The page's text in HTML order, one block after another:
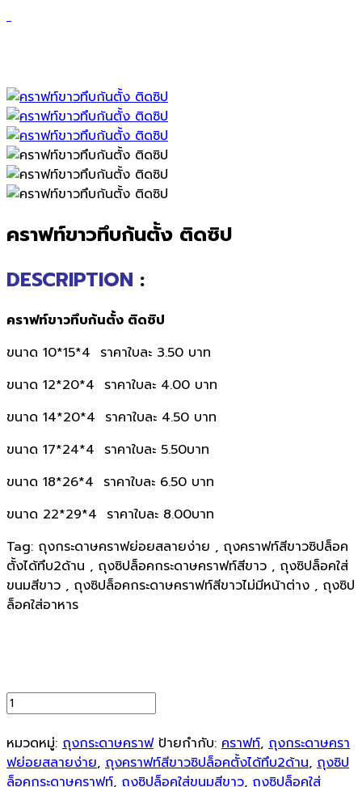
คราฟท์ขาวทึบก้นตั้ง ติดซิป
DESCRIPTION :
คราฟท์ขาวทึบก้นตั้ง ติดซิป
ขนาด 10*15*4 ราคาใบละ 3.50 บาท
ขนาด 12*20*4 ราคาใบละ 4.00 บาท
ขนาด 14*20*4 ราคาใบละ 4.50 บาท
ขนาด 17*24*4 ราคาใบละ 5.50บาท
ขนาด 18*26*4 ราคาใบละ 6.50 บาท
ขนาด 22*29*4 ราคาใบละ 8.00บาท
Tag: ถุงกระดาษคราฟย่อยสลายง่าย , ถุงคราฟท์สีขาวซิปล็อค
ตั้งได้ทึบ2ด้าน , ถุงซิปล็อคกระดาษคราฟท์สีขาว , ถุงซิปล็อคใส่
ขนมสีขาว , ถุงซิปล็อคกระดาษคราฟท์สีขาวไม่มีหน้าต่าง , ถุงซิป
ล็อคใส่อาหาร
จำนวน
คราฟท์
ขาว
ทึบ
ก้น
หมวดหมู่: ถุงกระดาษคราฟ ป้ายกำกับ: คราฟท์, ถุงกระดาษครา
ฟย่อยสลายง่าย, ถุงคราฟท์สีขาวซิปล็อคตั้งได้ทึบ2ด้าน, ถุงซิป
ล็อคกระดาษคราฟท์, ถุงซิปล็อคใส่ขนมสีขาว, ถุงซิปล็อคใส่